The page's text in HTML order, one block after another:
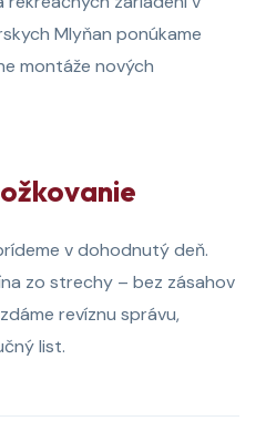
Mlyňan ponúkame
montáže nových
v dohodnutý deň.
zo strechy – bez zásahov
revíznu správu,
list.